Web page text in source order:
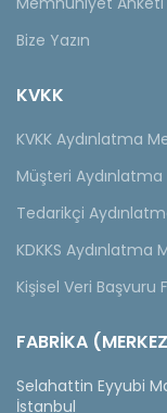
Bize Yazın
KVKK
KVKK Aydınlatma
Müşteri
Tedarikçi
KDKKS Aydınlatma
Kişisel Veri Başvuru
FABRİKA
Selahattin Eyyubi
İstanbul